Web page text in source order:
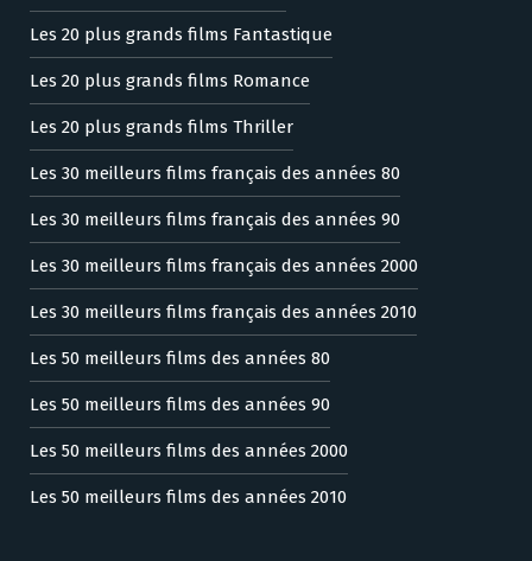
Les 20 plus grands films Fantastique
Les 20 plus grands films Romance
Les 20 plus grands films Thriller
Les 30 meilleurs films français des années 80
Les 30 meilleurs films français des années 90
Les 30 meilleurs films français des années 2000
Les 30 meilleurs films français des années 2010
Les 50 meilleurs films des années 80
Les 50 meilleurs films des années 90
Les 50 meilleurs films des années 2000
Les 50 meilleurs films des années 2010